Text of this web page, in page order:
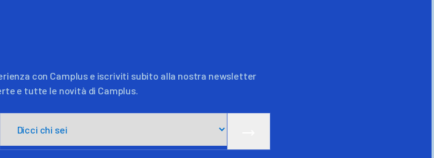
con Camplus e iscriviti subito alla nostra newsletter
e tutte le novità di Camplus.